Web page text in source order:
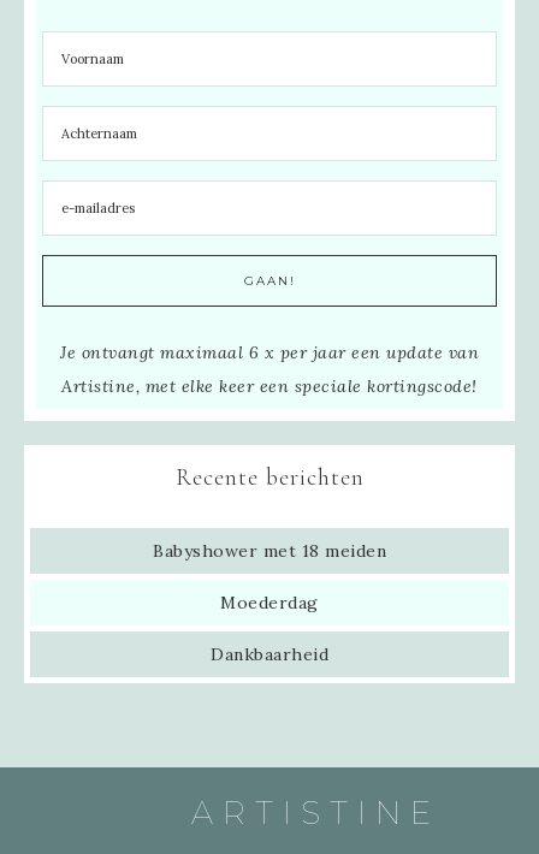
Je ontvangt maximaal 6 x per jaar een update van
Artistine, met elke keer een speciale kortingscode!
Recente berichten
Babyshower met 18 meiden
Moederdag
Dankbaarheid
ARTISTINE